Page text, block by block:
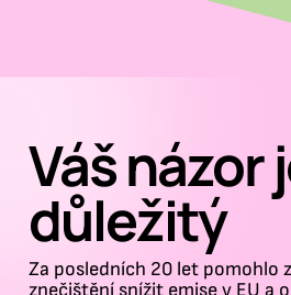
Váš názor
důležitý
Za posledních 20 let pomohlo
znečištění snížit emise v EU a